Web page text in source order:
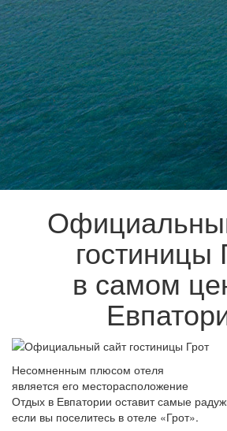
гостиницы
в самом
Несомненным плюсом отеля
является его месторасположение
Отдых в Евпатории оставит самые
если вы поселитесь в отеле «Грот».